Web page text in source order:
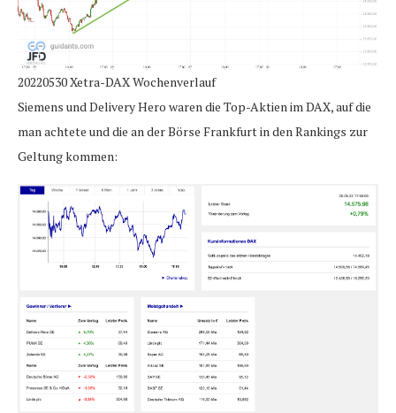
20220530 Xetra-DAX Wochenverlauf
Siemens und Delivery Hero waren die Top-Aktien im DAX, auf die
man achtete und die an der Börse Frankfurt in den Rankings zur
Geltung kommen: